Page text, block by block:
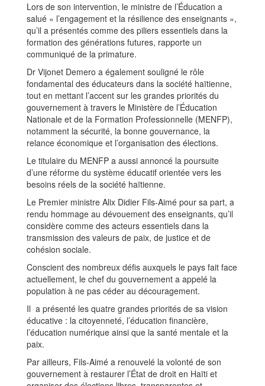
Lors de son intervention, le ministre de l’Éducation a
salué « l’engagement et la résilience des enseignants »,
qu’il a présentés comme des piliers essentiels dans la
formation des générations futures, rapporte un
communiqué de la primature.
Dr Vijonet Demero a également souligné le rôle
fondamental des éducateurs dans la société haïtienne,
tout en mettant l’accent sur les grandes priorités du
gouvernement à travers le Ministère de l’Éducation
Nationale et de la Formation Professionnelle (MENFP),
notamment la sécurité, la bonne gouvernance, la
relance économique et l’organisation des élections.
Le titulaire du MENFP a aussi annoncé la poursuite
d’une réforme du système éducatif orientée vers les
besoins réels de la société haïtienne.
Le Premier ministre Alix Didier Fils-Aimé pour sa part, a
rendu hommage au dévouement des enseignants, qu’il
considère comme des acteurs essentiels dans la
transmission des valeurs de paix, de justice et de
cohésion sociale.
Conscient des nombreux défis auxquels le pays fait face
actuellement, le chef du gouvernement a appelé la
population à ne pas céder au découragement.
Il a présenté les quatre grandes priorités de sa vision
éducative : la citoyenneté, l’éducation financière,
l’éducation numérique ainsi que la santé mentale et la
paix.
Par ailleurs, Fils-Aimé a renouvelé la volonté de son
gouvernement à restaurer l’État de droit en Haïti et